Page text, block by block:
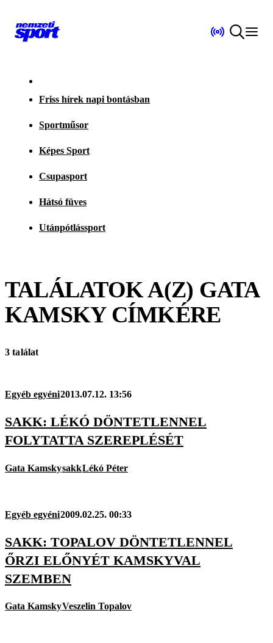
Friss hírek napi bontásban
Sportműsor
Képes Sport
Csupasport
Hátsó füves
Utánpótlássport
TALÁLATOK A(Z) GATA
KAMSKYCÍMKÉRE
3 találat
Egyéb egyéni2013.07.12. 13:56
SAKK: LÉKÓ DÖNTETLENNEL
FOLYTATTA SZEREPLÉSÉT
Gata KamskysakkLékó Péter
Egyéb egyéni2009.02.25. 00:33
SAKK: TOPALOV DÖNTETLENNEL
ŐRZI ELŐNYÉT KAMSKYVAL
SZEMBEN
Gata KamskyVeszelin Topalov